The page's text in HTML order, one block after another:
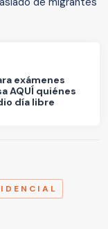
exámenes
AQUÍ quiénes
día libre